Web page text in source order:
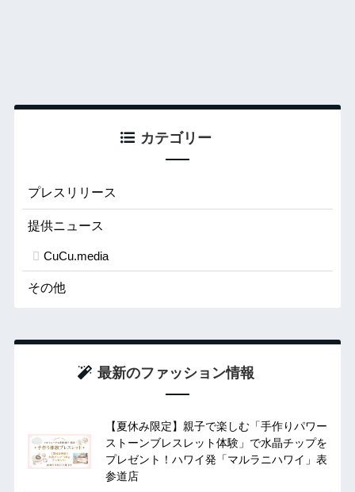
カテゴリー
プレスリリース
提供ニュース
CuCu.media
その他
最新のファッション情報
【夏休み限定】親子で楽しむ「手作りパワー
ストーンブレスレット体験」で水晶チップを
プレゼント！ハワイ発「マルラニハワイ」表
参道店